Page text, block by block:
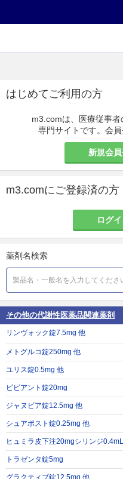
はじめてご利用の方
m3.comは、医療従事
専門サイトです。会員
新規会
m3.comにご登録済の方
ログ
薬剤名検索
その他の代謝性医薬品関連薬剤
リンヴォック錠7.5mg 他
メトグルコ錠250mg 他
ユリス錠0.5mg 他
ビビアント錠20mg
ジャヌビア錠12.5mg 他
シュアポスト錠0.25mg 他
ヒュミラ皮下注20mgシリンジ
トラゼンタ錠5mg
グラクティブ錠12.5mg 他